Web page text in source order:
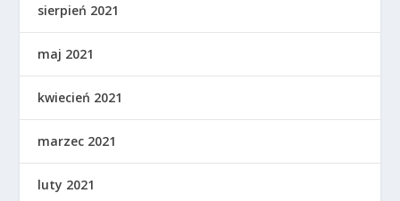
sierpień 2021
maj 2021
kwiecień 2021
marzec 2021
luty 2021